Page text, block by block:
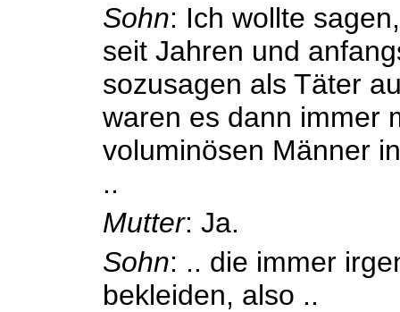
Sohn: Ich wollte
seit Jahren und
sozusagen als Täter
waren es dann immer
voluminösen Männer
..
Mutter: Ja.
Sohn: .. die immer
bekleiden, also ..